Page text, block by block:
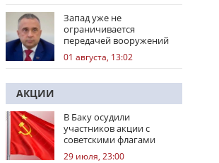
Запад уже не
ограничивается
передачей вооружений
01 августа, 13:02
АКЦИИ
В Баку осудили
участников акции с
советскими флагами
29 июля, 23:00